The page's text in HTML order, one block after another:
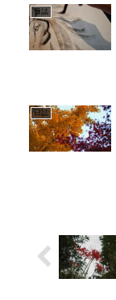
日誌
日誌